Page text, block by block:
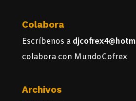
Colabora
Escríbenos a
colabora con MundoCofrex
Archivos